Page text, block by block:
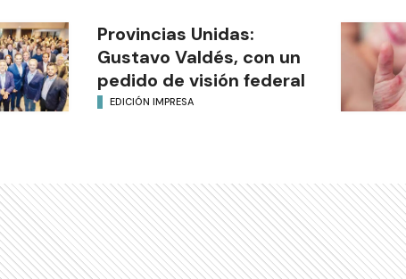
Provincias Unidas:
Gustavo Valdés, con un
pedido de visión federal
EDICIÓN IMPRESA